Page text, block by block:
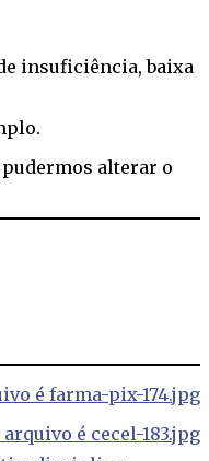
insuficiência, baixa
alterar o